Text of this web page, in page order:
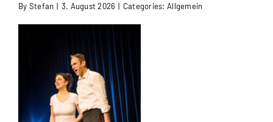
By Stefan | 3. August 2026 | Categories:Allgemein